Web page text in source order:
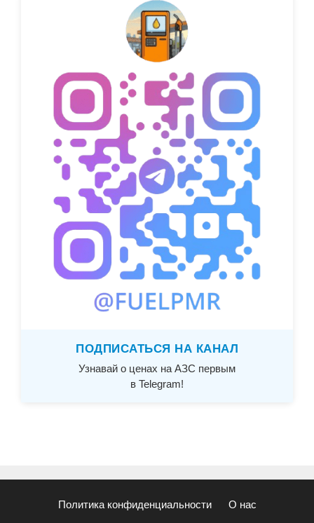
ПОДПИСАТЬСЯ НА КАНАЛ
Узнавай о ценах на АЗС первым
в Telegram!
Политика конфиденциальности О нас